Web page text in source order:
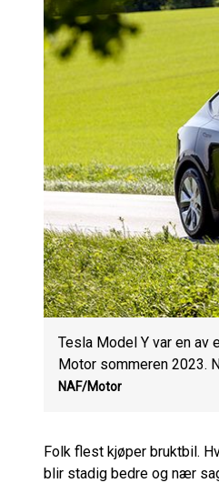
Tesla Model Y var en
Motor sommeren 2023.
NAF/Motor
Folk flest kjøper bruktbil.
blir stadig bedre og nær